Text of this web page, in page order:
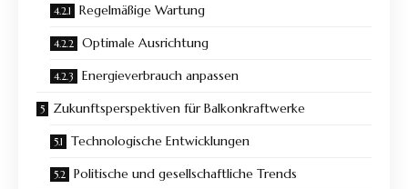
Regelmäßige Wartung
Optimale Ausrichtung
Energieverbrauch anpassen
Zukunftsperspektiven für Balkonkraftwerke
Technologische Entwicklungen
Politische und gesellschaftliche Trends